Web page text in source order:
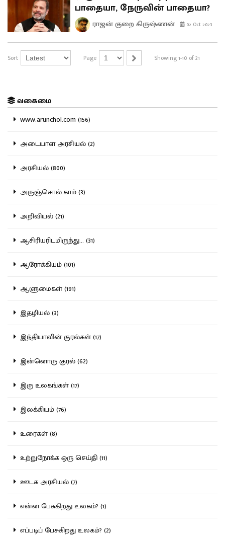
பாதையா, நேருவின் பாதையா?
ராஜன் குறை கிருஷ்ணன் 02 Oct 2023
Sort Page Showing 1-10 of 21
வகைமை
www.arunchol.com (156)
அடையாள அரசியல் (2)
அரசியல் (800)
அருஞ்சொல்.காம் (3)
அறிவியல் (21)
ஆசிரியரிடமிருந்து... (31)
ஆரோக்கியம் (101)
ஆளுமைகள் (191)
இதழியல் (3)
இந்தியாவின் குரல்கள் (17)
இன்னொரு குரல் (62)
இரு உலகங்கள் (17)
இலக்கியம் (76)
உரைகள் (8)
உற்றுநோக்க ஒரு செய்தி (11)
ஊடக அரசியல் (7)
என்ன பேசுகிறது உலகம்? (1)
எப்படிப் பேசுகிறது உலகம்? (2)